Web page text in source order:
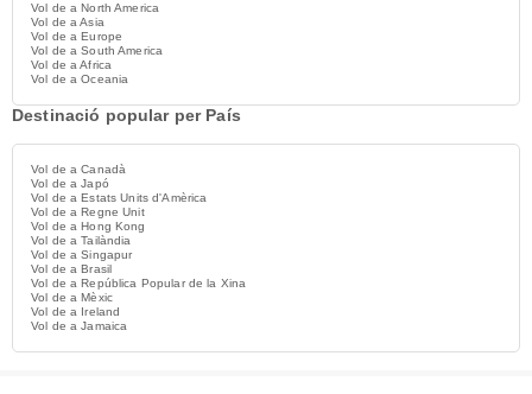
Vol de a North America
Vol de a Asia
Vol de a Europe
Vol de a South America
Vol de a Africa
Vol de a Oceania
Destinació popular per País
Vol de a Canadà
Vol de a Japó
Vol de a Estats Units d'Amèrica
Vol de a Regne Unit
Vol de a Hong Kong
Vol de a Tailàndia
Vol de a Singapur
Vol de a Brasil
Vol de a República Popular de la Xina
Vol de a Mèxic
Vol de a Ireland
Vol de a Jamaica